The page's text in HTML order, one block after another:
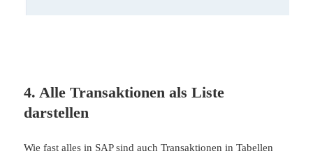
4. Alle Transaktionen als Liste
darstellen
Wie fast alles in SAP sind auch Transaktionen in Tabellen